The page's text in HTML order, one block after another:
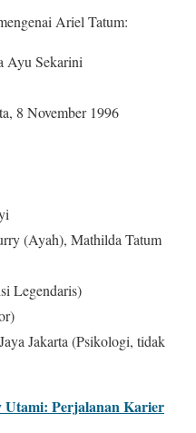
Ariel Tatum:
Ayu Sekarini
8 November 1996
(Ayah), Mathilda Tatum
Legendaris)
Jakarta (Psikologi, tidak
Utami: Perjalanan Karier